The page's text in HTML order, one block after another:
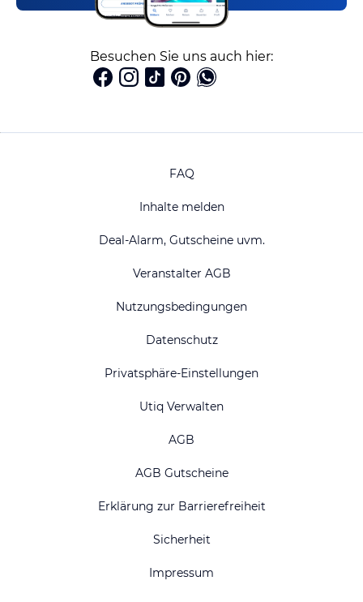
Besuchen Sie uns auch hier:
FAQ
Inhalte melden
Deal-Alarm, Gutscheine uvm.
Veranstalter AGB
Nutzungsbedingungen
Datenschutz
Privatsphäre-Einstellungen
Utiq Verwalten
AGB
AGB Gutscheine
Erklärung zur Barrierefreiheit
Sicherheit
Impressum